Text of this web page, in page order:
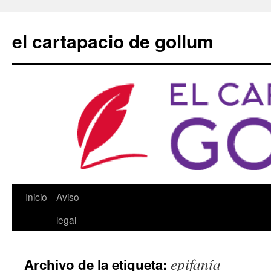
contenido
el cartapacio de gollum
Inicio
Aviso
legal
Archivo de la etiqueta: epifanía